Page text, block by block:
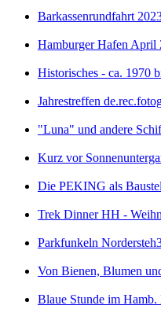
Barkassenrundfahrt
Hamburger Hafen April
Historisches - ca. 1970
Jahrestreffen
"Luna" und andere
Kurz vor
Die PEKING als
Trek Dinner HH -
Parkfunkeln
Von Bienen, Blumen
Blaue Stunde im